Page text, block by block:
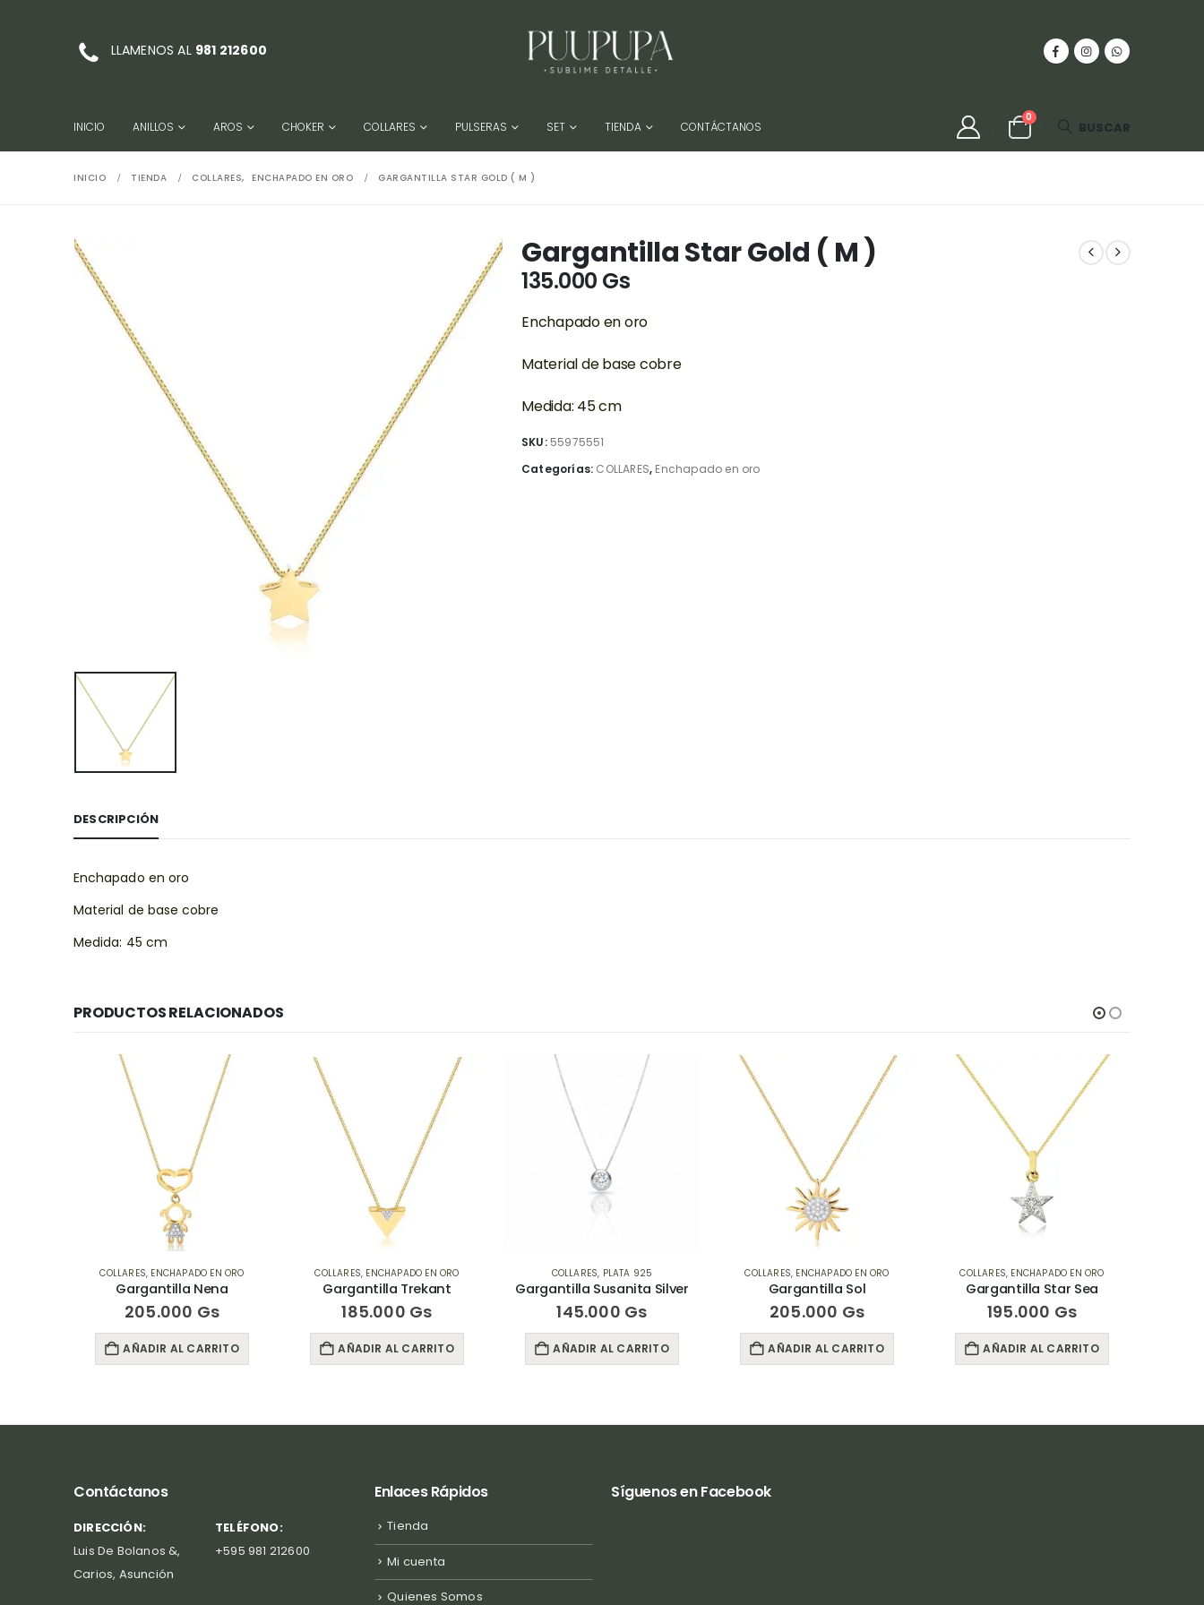
LLAMENOS AL 981 212600
INICIO ANILLOS AROS CHOKER COLLARES PULSERAS SET TIENDA CONTÁCTANOS
0
BUSCAR
INICIO TIENDA COLLARES, ENCHAPADO EN ORO GARGANTILLA STAR GOLD ( M )
Gargantilla Star Gold ( M )
135.000 Gs
Enchapado en oro
Material de base cobre
Medida: 45 cm
SKU: 55975551
Categorías: COLLARES, Enchapado en oro
DESCRIPCIÓN
Enchapado en oro
Material de base cobre
Medida: 45 cm
PRODUCTOS RELACIONADOS
COLLARES, ENCHAPADO EN ORO
Gargantilla Nena
205.000 Gs
AÑADIR AL CARRITO
COLLARES, ENCHAPADO EN ORO
Gargantilla Trekant
185.000 Gs
AÑADIR AL CARRITO
COLLARES, PLATA 925
Gargantilla Susanita Silver
145.000 Gs
AÑADIR AL CARRITO
COLLARES, ENCHAPADO EN ORO
Gargantilla Sol
205.000 Gs
AÑADIR AL CARRITO
COLLARES, ENCHAPADO EN ORO
Gargantilla Star Sea
195.000 Gs
AÑADIR AL CARRITO
Contáctanos
DIRECCIÓN:
Luis De Bolanos &,
Carios, Asunción
TELÉFONO:
+595 981 212600
Enlaces Rápidos
Tienda
Mi cuenta
Quienes Somos
Síguenos en Facebook